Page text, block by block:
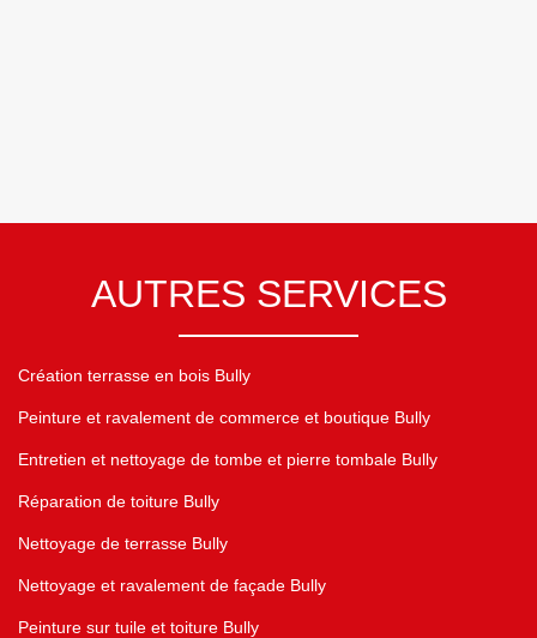
AUTRES SERVICES
Création terrasse en bois Bully
Peinture et ravalement de commerce et boutique Bully
Entretien et nettoyage de tombe et pierre tombale Bully
Réparation de toiture Bully
Nettoyage de terrasse Bully
Nettoyage et ravalement de façade Bully
Peinture sur tuile et toiture Bully